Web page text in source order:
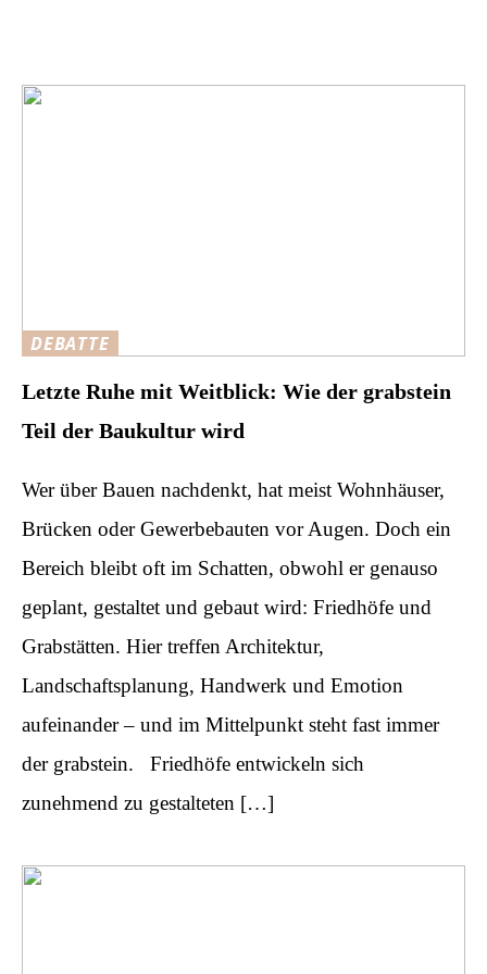
DEBATTE
Letzte Ruhe mit Weitblick: Wie der grabstein
Teil der Baukultur wird
Wer über Bauen nachdenkt, hat meist Wohnhäuser,
Brücken oder Gewerbebauten vor Augen. Doch ein
Bereich bleibt oft im Schatten, obwohl er genauso
geplant, gestaltet und gebaut wird: Friedhöfe und
Grabstätten. Hier treffen Architektur,
Landschaftsplanung, Handwerk und Emotion
aufeinander – und im Mittelpunkt steht fast immer
der grabstein. ​ ​ Friedhöfe entwickeln sich
zunehmend zu gestalteten […]